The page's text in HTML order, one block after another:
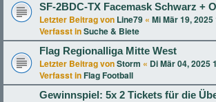
SF-2BDC-TX Facemask Schwarz +
Letzter Beitrag von Line79 « Mi Mär 19,
Verfasst inSuche & Biete
Flag Regionalliga Mitte West
Letzter Beitrag vonStorm « Di Mär 04, 2025
Verfasst in Flag Football
Gewinnspiel: 5x 2 Tickets für die